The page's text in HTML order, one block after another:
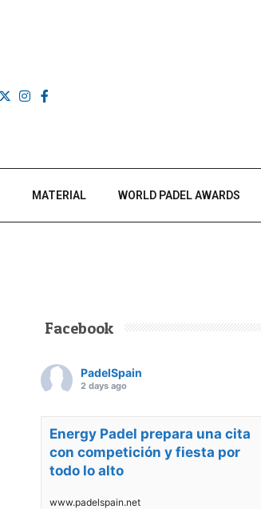
MATERIAL WORLD PADEL AWARDS
Facebook
PadelSpain
2 days ago
Energy Padel prepara una cita
con competición y fiesta por
todo lo alto
www.padelspain.net